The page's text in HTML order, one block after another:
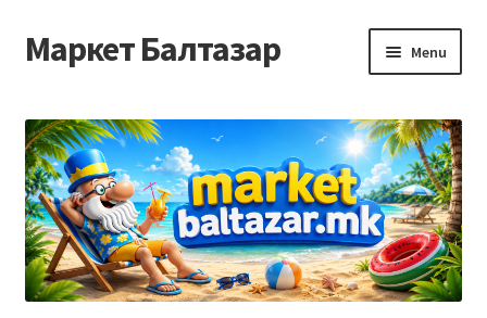
Skip
to
Skip
to
Маркет Балтазар Menu
Checkout
Homepage
Privacy Policy